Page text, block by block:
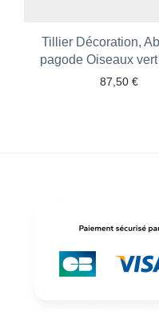
Tillier Décoration,
pagode Oiseaux
87,50 €